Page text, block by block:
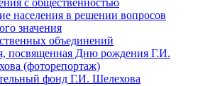
населения в решении вопросов
значения
объединений
посвященная Дню рождения Г.И.
(фоторепортаж)
фонд Г.И. Шелехова